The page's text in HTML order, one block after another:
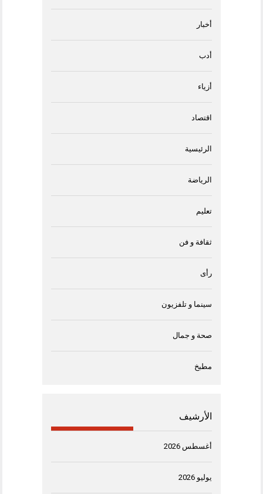
أخبار
أدب
أزياء
اقتصاد
الرئيسية
الرياضة
تعليم
ثقافة و فن
رأى
سينما و تلفزيون
صحة و جمال
مطبخ
الأرشيف
أغسطس 2026
يوليو 2026